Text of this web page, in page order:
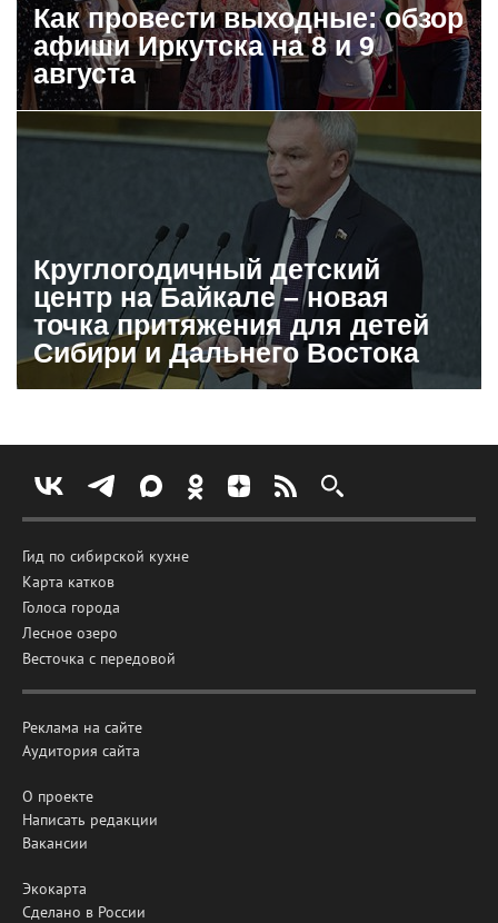
Как провести выходные: обзор
афиши Иркутска на 8 и 9
августа
Круглогодичный детский
центр на Байкале – новая
точка притяжения для детей
Сибири и Дальнего Востока
Гид по сибирской кухне
Карта катков
Голоса города
Лесное озеро
Весточка с передовой
Реклама на сайте
Аудитория сайта
О проекте
Написать редакции
Вакансии
Экокарта
Сделано в России